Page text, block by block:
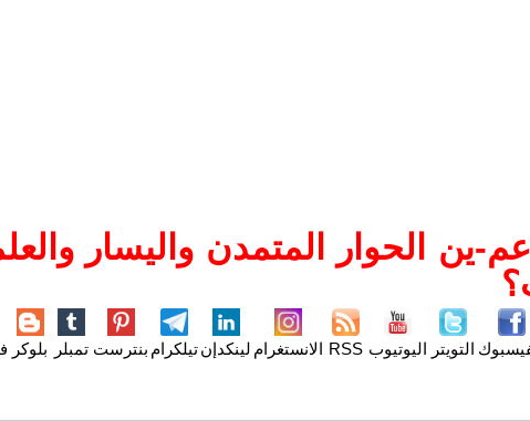
ين الحوار المتمدن واليسار
التويتر اليوتيوب RSS الانستغرام لينكدإنتيلكرام بنترست تمبلر بلوكر